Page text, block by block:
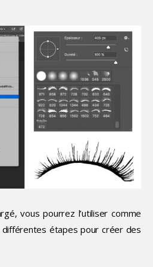
vous pourrez l’utiliser comme
différentes étapes pour créer des